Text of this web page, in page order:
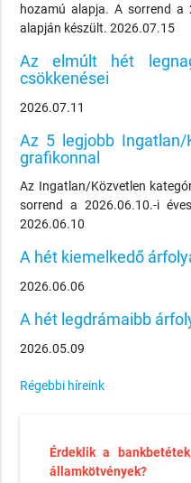
hozamú alapja. A sorrend a
alapján készült. 2026.07.15
Az elmúlt hét
csökkenései
2026.07.11
Az 5 legjobb
grafikonnal
Az Ingatlan/Közvetlen
sorrend a 2026.06.10.-i
2026.06.10
A hét kiemelkedő
2026.06.06
A hét legdrámaibb
2026.05.09
Régebbi híreink
Érdeklik a
államkötvények?